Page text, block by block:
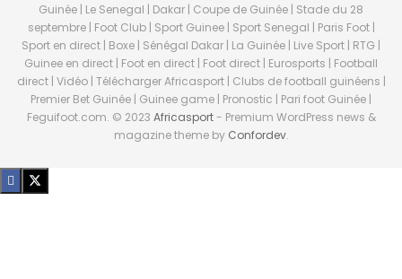
Guinée | Le Senegal | Dakar | Coupe de Guinée | Stade du 28
septembre | Foot Club | Sport Guinee | Sport Senegal | Paris Foot |
Sport en direct | Boxe | Sénégal Dakar | La Guinée | Live Sport | RTG |
Guinee en direct | Foot en direct | Foot direct | Eurosports | Football
direct | Vidéo | Télécharger Africasport | Clubs de football guinéens |
Premier Bet Guinée | Guinee game | Pronostic | Pari foot Guinée |
Feguifoot.com. © 2023 Africasport- Premium WordPress news &
magazine theme by Confordev.